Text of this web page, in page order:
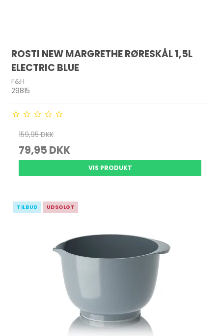
ROSTI NEW MARGRETHE RØRESKÅL 1,5L
ELECTRIC BLUE
F&H
29815
159,95 DKK
79,95 DKK
VIS PRODUKT
TILBUD UDSOLGT